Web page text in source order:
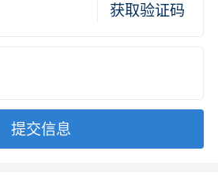
获取验证码
提交信息